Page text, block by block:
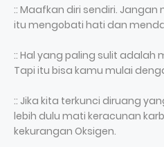
:: Maafkan diri sendiri.
itu mengobati hati dan
:: Hal yang paling sulit adalah
Tapi itu bisa kamu mulai
:: Jika kita terkunci diruang
lebih dulu mati keracunan
kekurangan Oksigen.